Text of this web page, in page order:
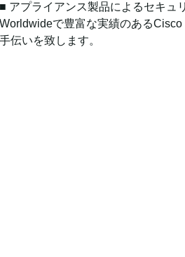
■ アプライアンス製品によるセキュ
Worldwideで豊富な実績のある
手伝いを致します。